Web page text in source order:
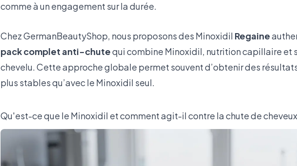
comme à un engagement sur la durée.
Chez GermanBeautyShop, nous proposons des Minoxidil Regaine
pack complet anti-chutequi combine Minoxidil, nutrition capillaire et
chevelu. Cette approche globale permet souvent d’obtenir des
plus stables qu’avec le Minoxidil seul.
Qu'est-ce que le Minoxidil et comment agit-il contre la chute de